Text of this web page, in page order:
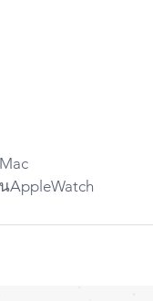
AppleWatch